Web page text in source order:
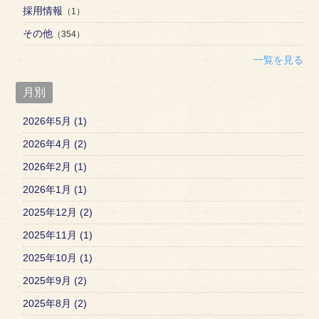
採用情報 （1）
その他 （354）
一覧を見る
月別
2026年5月 (1)
2026年4月 (2)
2026年2月 (1)
2026年1月 (1)
2025年12月 (2)
2025年11月 (1)
2025年10月 (1)
2025年9月 (2)
2025年8月 (2)